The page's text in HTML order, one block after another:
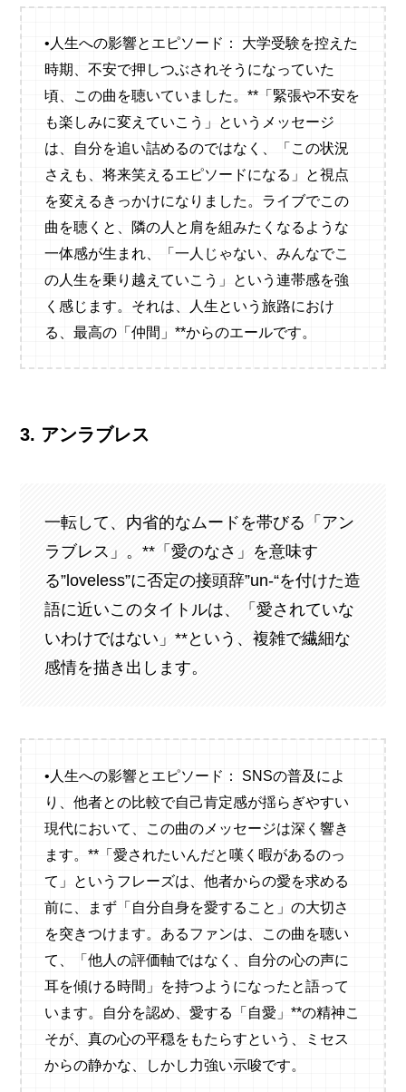
•人生への影響とエピソード： 大学受験を控えた
時期、不安で押しつぶされそうになっていた
頃、この曲を聴いていました。**「緊張や不安を
も楽しみに変えていこう」というメッセージ
は、自分を追い詰めるのではなく、「この状況
さえも、将来笑えるエピソードになる」と視点
を変えるきっかけになりました。ライブでこの
曲を聴くと、隣の人と肩を組みたくなるような
一体感が生まれ、「一人じゃない、みんなでこ
の人生を乗り越えていこう」という連帯感を強
く感じます。それは、人生という旅路におけ
る、最高の「仲間」**からのエールです。
3. アンラブレス
一転して、内省的なムードを帯びる「アン
ラブレス」。**「愛のなさ」を意味す
る”loveless”に否定の接頭辞”un-“を付けた造
語に近いこのタイトルは、「愛されていな
いわけではない」**という、複雑で繊細な
感情を描き出します。
•人生への影響とエピソード： SNSの普及によ
り、他者との比較で自己肯定感が揺らぎやすい
現代において、この曲のメッセージは深く響き
ます。**「愛されたいんだと嘆く暇があるのっ
て」というフレーズは、他者からの愛を求める
前に、まず「自分自身を愛すること」の大切さ
を突きつけます。あるファンは、この曲を聴い
て、「他人の評価軸ではなく、自分の心の声に
耳を傾ける時間」を持つようになったと語って
います。自分を認め、愛する「自愛」**の精神こ
そが、真の心の平穏をもたらすという、ミセス
からの静かな、しかし力強い示唆です。